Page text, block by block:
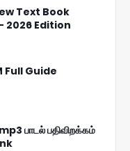
Text Book
2026 Edition
Full Guide
பாடல் பதிவிறக்கம்